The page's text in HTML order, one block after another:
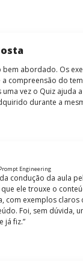
bem abordado. Os
compreensão do
uma vez o Quiz ajuda
durante a
Engineering
condução da aula
ele trouxe o
com exemplos claros
Foi, sem dúvida,
já fiz.”